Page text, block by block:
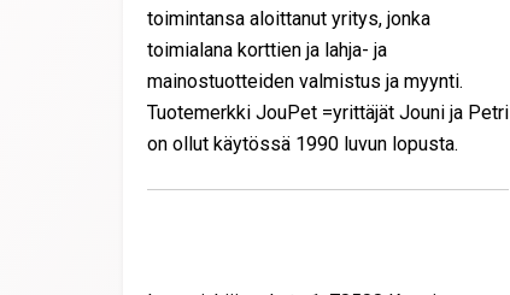
toimintansa aloittanut yritys, jonka
toimialana korttien ja lahja- ja
mainostuotteiden valmistus ja myynti.
Tuotemerkki JouPet =yrittäjät Jouni ja Petri
on ollut käytössä 1990 luvun lopusta.